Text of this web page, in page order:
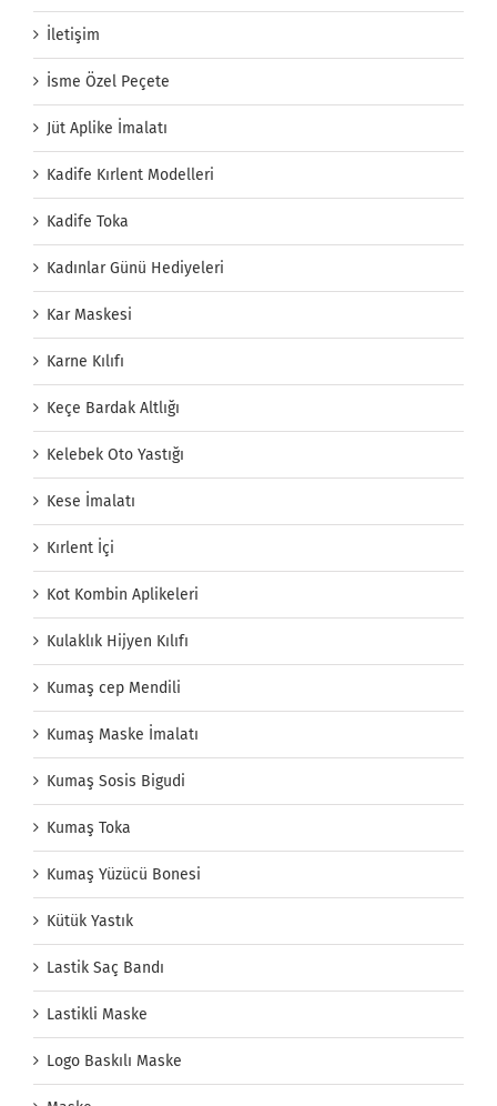
İletişim
İsme Özel Peçete
Jüt Aplike İmalatı
Kadife Kırlent Modelleri
Kadife Toka
Kadınlar Günü Hediyeleri
Kar Maskesi
Karne Kılıfı
Keçe Bardak Altlığı
Kelebek Oto Yastığı
Kese İmalatı
Kırlent İçi
Kot Kombin Aplikeleri
Kulaklık Hijyen Kılıfı
Kumaş cep Mendili
Kumaş Maske İmalatı
Kumaş Sosis Bigudi
Kumaş Toka
Kumaş Yüzücü Bonesi
Kütük Yastık
Lastik Saç Bandı
Lastikli Maske
Logo Baskılı Maske